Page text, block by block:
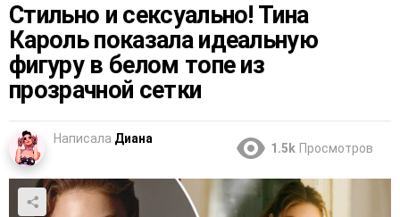
Стильно и сексуально! Тина
Кароль показала идеальную
фигуру в белом топе из
прозрачной сетки
Написала Диана
1.5k Просмотров